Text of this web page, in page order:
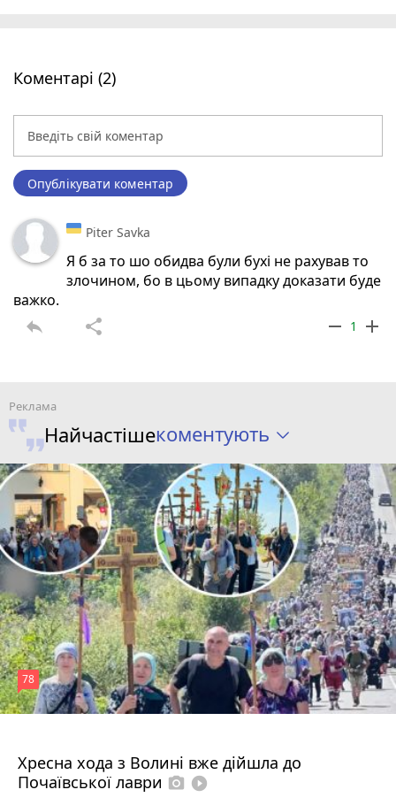
Коментарі (2)
Опублікувати коментар
Piter Savka
Я б за то шо обидва були бухі не рахував то
злочином, бо в цьому випадку доказати буде
важко.
reply share remove 1 add
Найчастішекоментують
Хресна хода з Волині вже дійшла до
Почаївської лаври photo_camera play_circle_filled
78